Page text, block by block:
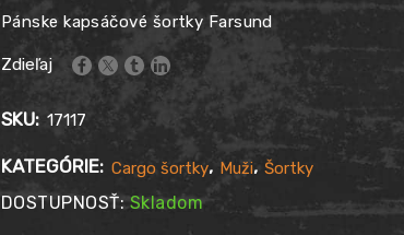
Pánske kapsáčové šortky Farsund
Zdieľaj
SKU: 17117
KATEGÓRIE: Cargo šortky, Muži, Šortky
DOSTUPNOSŤ:Skladom